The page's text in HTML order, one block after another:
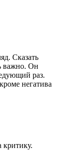
Сказать
важно. Он
раз.
негатива
критику.